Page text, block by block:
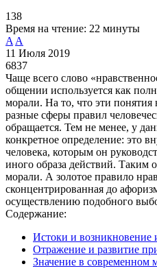
138
Время на чтение: 22 минуты
A A
11 Июля 2019
6837
Чаще всего слово
общении используется как
морали. На то, что эти
разные сферы правил
обращается. Тем не менее, у
конкретное определение: это
человека, которым он
иного образа действий. Таким
морали. А золотое правило
сконцентрированная до
осуществлению подобного
Содержание:
Истоки и возникновение
Отражение и развитие
Значение в современном